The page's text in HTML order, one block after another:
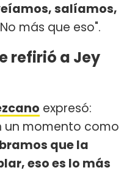
salíamos,
más que eso".
refirió a Jey
expresó:
un momento como
que la
eso es lo más